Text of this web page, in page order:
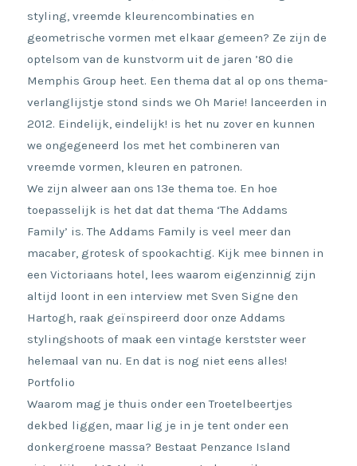
styling, vreemde kleurencombinaties en
geometrische vormen met elkaar gemeen? Ze zijn de
optelsom van de kunstvorm uit de jaren ’80 die
Memphis Group heet. Een thema dat al op ons thema-
verlanglijstje stond sinds we Oh Marie! lanceerden in
2012. Eindelijk, eindelijk! is het nu zover en kunnen
we ongegeneerd los met het combineren van
vreemde vormen, kleuren en patronen.
We zijn alweer aan ons 13e thema toe. En hoe
toepasselijk is het dat dat thema ‘The Addams
Family’ is. The Addams Family is veel meer dan
macaber, grotesk of spookachtig. Kijk mee binnen in
een Victoriaans hotel, lees waarom eigenzinnig zijn
altijd loont in een interview met Sven Signe den
Hartogh, raak geïnspireerd door onze Addams
stylingshoots of maak een vintage kerstster weer
helemaal van nu. En dat is nog niet eens alles!
Portfolio
Waarom mag je thuis onder een Troetelbeertjes
dekbed liggen, maar lig je in je tent onder een
donkergroene massa? Bestaat Penzance Island